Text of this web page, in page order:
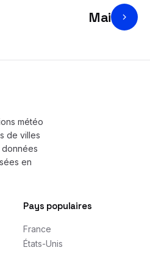
Mai
météo
de villes
en
Pays populaires
France
États-Unis